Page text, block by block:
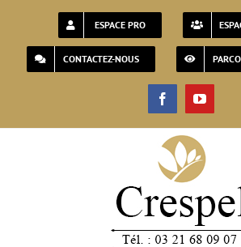
contenu
ESPACE PRO
CONTACTEZ-NOUS
FacebookYouTube